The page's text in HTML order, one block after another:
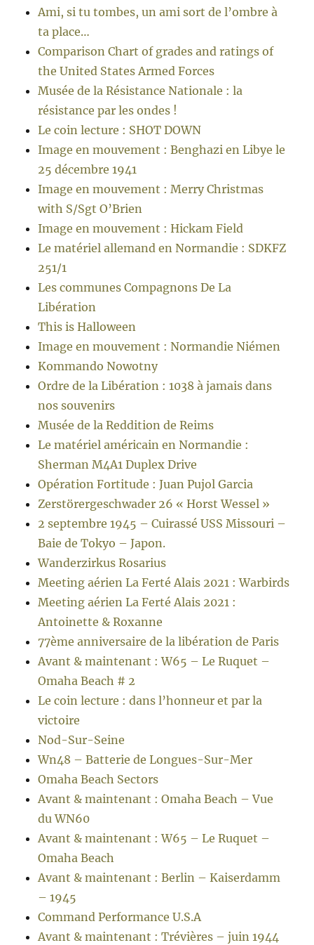
Ami, si tu tombes, un ami sort de l’ombre à
ta place…
Comparison Chart of grades and ratings of
the United States Armed Forces
Musée de la Résistance Nationale : la
résistance par les ondes !
Le coin lecture : SHOT DOWN
Image en mouvement : Benghazi en Libye le
25 décembre 1941
Image en mouvement : Merry Christmas
with S/Sgt O’Brien
Image en mouvement : Hickam Field
Le matériel allemand en Normandie : SDKFZ
251/1
Les communes Compagnons De La
Libération
This is Halloween
Image en mouvement : Normandie Niémen
Kommando Nowotny
Ordre de la Libération : 1038 à jamais dans
nos souvenirs
Musée de la Reddition de Reims
Le matériel américain en Normandie :
Sherman M4A1 Duplex Drive
Opération Fortitude : Juan Pujol Garcia
Zerstörergeschwader 26 « Horst Wessel »
2 septembre 1945 – Cuirassé USS Missouri –
Baie de Tokyo – Japon.
Wanderzirkus Rosarius
Meeting aérien La Ferté Alais 2021 : Warbirds
Meeting aérien La Ferté Alais 2021 :
Antoinette & Roxanne
77ème anniversaire de la libération de Paris
Avant & maintenant : W65 – Le Ruquet –
Omaha Beach # 2
Le coin lecture : dans l’honneur et par la
victoire
Nod-Sur-Seine
Wn48 – Batterie de Longues-Sur-Mer
Omaha Beach Sectors
Avant & maintenant : Omaha Beach – Vue
du WN60
Avant & maintenant : W65 – Le Ruquet –
Omaha Beach
Avant & maintenant : Berlin – Kaiserdamm
– 1945
Command Performance U.S.A
Avant & maintenant : Trévières – juin 1944